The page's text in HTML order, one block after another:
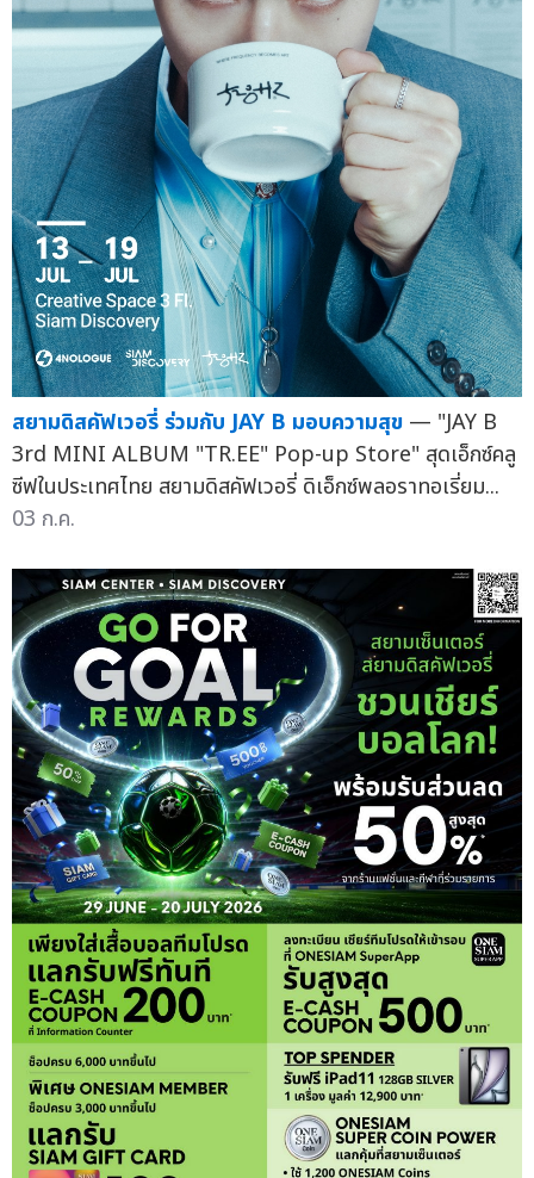
สยามดิสคัฟเวอรี่ ร่วมกับ JAY B มอบความสุข — "JAY B
3rd MINI ALBUM "TR.EE" Pop-up Store" สุดเอ็กซ์คลู
ซีฟในประเทศไทย สยามดิสคัฟเวอรี่ ดิเอ็กซ์พลอราทอเรี่ยม...
03 ก.ค.